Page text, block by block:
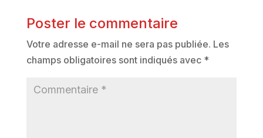
Poster le commentaire
Votre adresse e-mail ne sera pas publiée. Les
champs obligatoires sont indiqués avec *